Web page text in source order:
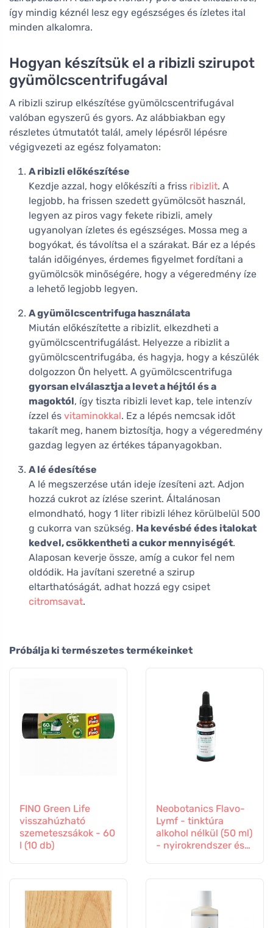
így mindig kéznél lesz egy egészséges és ízletes ital
minden alkalomra.
Hogyan készítsük el a ribizli szirupot
gyümölcscentrifugával
A ribizli szirup elkészítése gyümölcscentrifugával
valóban egyszerű és gyors. Az alábbiakban egy
részletes útmutatót talál, amely lépésről lépésre
végigvezeti az egész folyamaton:
A ribizli előkészítése
Kezdje azzal, hogy előkészíti a friss ribizlit. A
legjobb, ha frissen szedett gyümölcsöt használ,
legyen az piros vagy fekete ribizli, amely
ugyanolyan ízletes és egészséges. Mossa meg a
bogyókat, és távolítsa el a szárakat. Bár ez a lépés
talán időigényes, érdemes figyelmet fordítani a
gyümölcsök minőségére, hogy a végeredmény íze
a lehető legjobb legyen.
A gyümölcscentrifuga használata
Miután előkészítette a ribizlit, elkezdheti a
gyümölcscentrifugálást. Helyezze a ribizlit a
gyümölcscentrifugába, és hagyja, hogy a készülék
dolgozzon Ön helyett. A gyümölcscentrifuga
gyorsan elválasztja a levet a héjtól és a
magoktól, így tiszta ribizli levet kap, tele intenzív
ízzel és vitaminokkal. Ez a lépés nemcsak időt
takarít meg, hanem biztosítja, hogy a végeredmény
gazdag legyen az értékes tápanyagokban.
A lé édesítése
A lé megszerzése után ideje ízesíteni azt. Adjon
hozzá cukrot az ízlése szerint. Általánosan
elmondható, hogy 1 liter ribizli léhez körülbelül 500
g cukorra van szükség. Ha kevésbé édes italokat
kedvel, csökkentheti a cukor mennyiségét.
Alaposan keverje össze, amíg a cukor fel nem
oldódik. Ha javítani szeretné a szirup
eltarthatóságát, adhat hozzá egy csipet
citromsavat.
Próbálja ki természetes termékeinket
FINO Green Life
visszahúzható
szemeteszsákok - 60
l (10 db)
Neobotanics Flavo-
Lymf - tinktúra
alkohol nélkül (50 ml)
- nyirokrendszer és